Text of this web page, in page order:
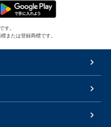
す。
または登録商標です。